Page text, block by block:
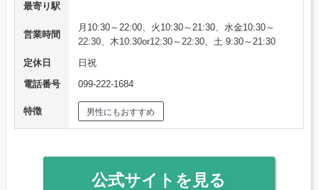
最寄り駅
営業時間
月10:30～22:00、火10:30～21:30、水金10:30～
22:30、木10:30or12:30～22:30、土 9:30～21:30
定休日
日祝
電話番号
099-222-1684
特徴 男性にもおすすめ
公式サイトを見る